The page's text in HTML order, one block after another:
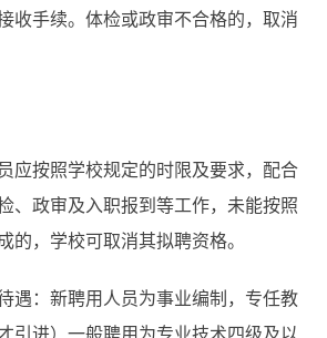
收手续。体检或政审不合格的，取消
应按照学校规定的时限及要求，配合
、政审及入职报到等工作，未能按照
的，学校可取消其拟聘资格。
遇：新聘用人员为事业编制，专任教